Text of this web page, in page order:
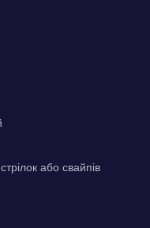
або свайпів